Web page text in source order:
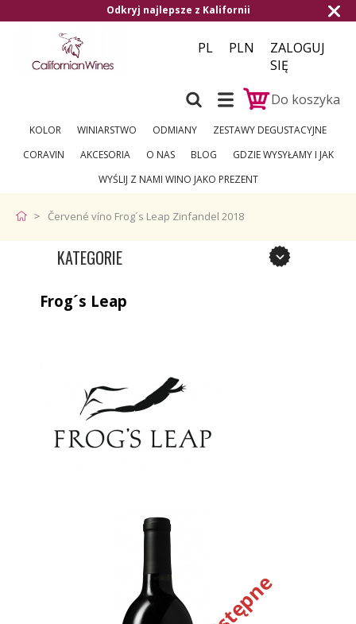
Odkryj najlepsze z Kalifornii
PL PLN
ZALOGUJ
SIĘ
Do koszyka
KOLOR WINIARSTWO ODMIANY
ZESTAWY DEGUSTACYJNE
CORAVIN
AKCESORIA O NAS BLOG
GDZIE WYSYŁAMY I JAK
WYŚLIJ Z NAMI WINO JAKO PREZENT
Červené víno Frog´s Leap Zinfandel 2018
KATEGORIE
Frog´s Leap